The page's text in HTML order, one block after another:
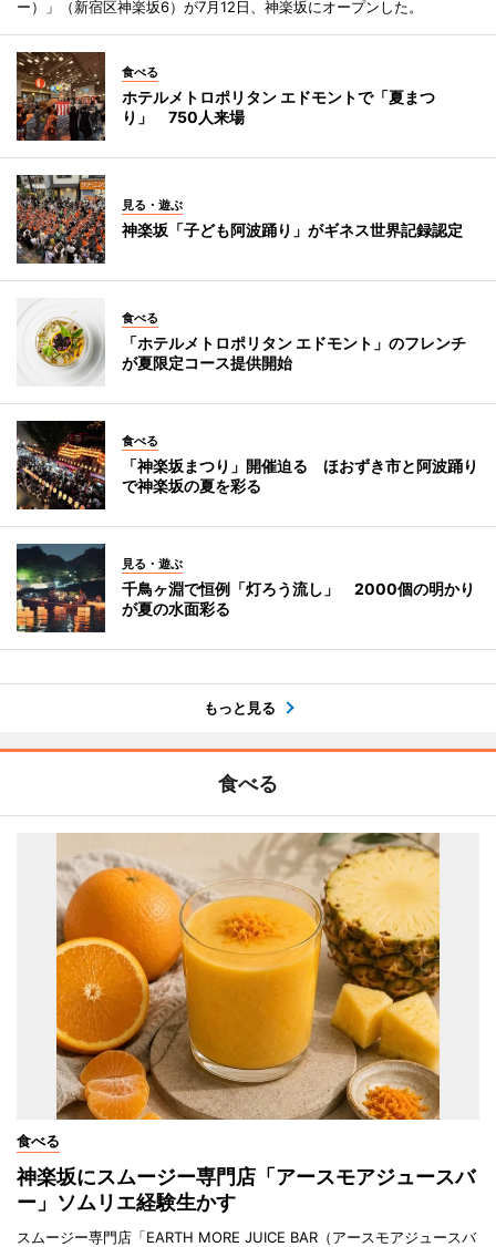
ー）」（新宿区神楽坂6）が7月12日、神楽坂にオープンした。
食べる
ホテルメトロポリタン エドモントで「夏まつ
り」 750人来場
見る・遊ぶ
神楽坂「子ども阿波踊り」がギネス世界記録認定
食べる
「ホテルメトロポリタン エドモント」のフレンチ
が夏限定コース提供開始
食べる
「神楽坂まつり」開催迫る ほおずき市と阿波踊り
で神楽坂の夏を彩る
見る・遊ぶ
千鳥ヶ淵で恒例「灯ろう流し」 2000個の明かり
が夏の水面彩る
もっと見る
食べる
食べる
神楽坂にスムージー専門店「アースモアジュースバ
ー」ソムリエ経験生かす
スムージー専門店「EARTH MORE JUICE BAR（アースモアジュースバ